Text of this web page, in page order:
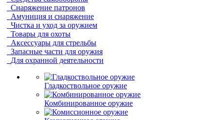
Снаряжение патронов
Амуниция и снаряжение
Чистка и уход за оружием
Товары для охоты
Аксессуары для стрельбы
Запасные части для оружия
Для охранной деятельности
Гладкоствольное оружие
Комбинированное оружие